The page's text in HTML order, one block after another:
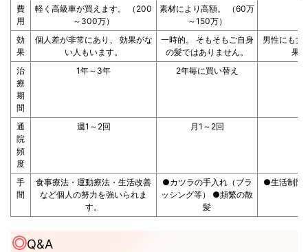
費
用
軽く高級車が買えます。 （200
～300万）
素材により高額。 （60万
～150万）
効
果
個人差が非常にあり、 効果がな
い人もいます。
一時的。 そもそもご自身
の髪ではありません。
男性にも女
果
治
療
期
間
1年～3年 2年毎に買い替え
通
院
頻
度
週1～2回 月1～2回
手
間
食事療法・運動療法・生活改善
など個人の努力を強いられま
す。
●カツラの手入れ（ブラ
ッシング等） ●頻繁の散
髪
●生活制限
Q&A